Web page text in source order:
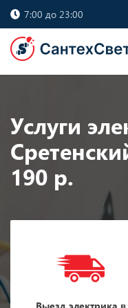
7:00 до 23:00
Услуги
190 р.
Выезд электрика в